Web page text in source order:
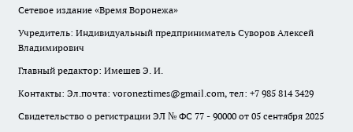
Сетевое издание «Время Воронежа»
Учредитель: Индивидуальный предприниматель Суворов Алексей
Владимирович
Главный редактор: Имешев Э. И.
Контакты: Эл.почта: voroneztimes@gmail.com, тел: +7 985 814 3429
Свидетельство о регистрации ЭЛ № ФС 77 - 90000 от 05 сентября 2025